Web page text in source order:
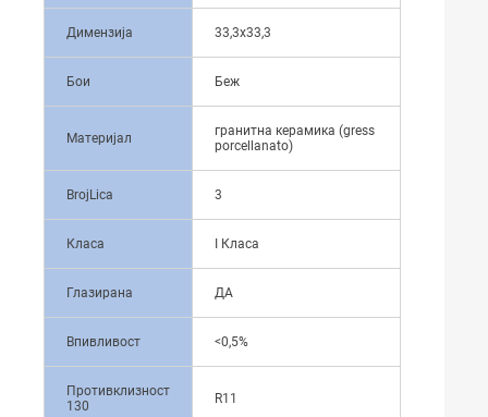
Димензија 33,3x33,3
Бои Беж
Материјал
гранитна керамика (gress
porcellanato)
BrojLica 3
Класа I Класа
Глазирана ДА
Впивливост <0,5%
Противклизност
130
R11